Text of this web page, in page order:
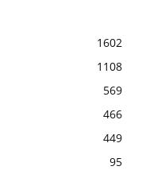
1602
1108
569
466
449
95